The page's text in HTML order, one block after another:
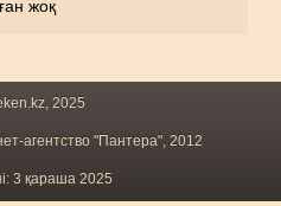
жоқ
2025
агентство "Пантера", 2012
3 қараша 2025